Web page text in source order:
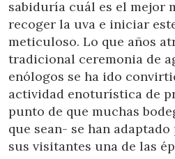
sabiduría cuál es el mejor
recoger la uva e iniciar
meticuloso. Lo que años
tradicional ceremonia de
enólogos se ha ido
actividad enoturística de
punto de que muchas
que sean- se han
sus visitantes una de las